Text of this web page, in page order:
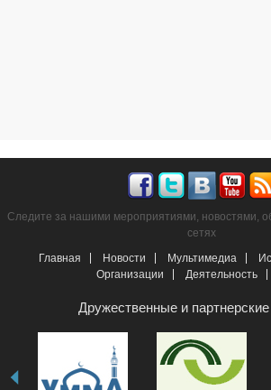
Следите за нашими мероприятиями, новостями,
сетях
Главная
Новости Мультимедиа
Организации
Деятельность
Дружественные и